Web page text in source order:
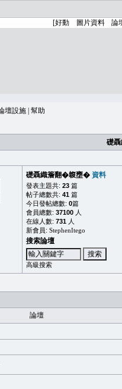
壇設施 幫助
礎
礎聶織簷翻�䪖壅� 資料
發表主題共: 23 篇
帖子總數共: 41 篇
今日發帖總數: 0篇
會員總數: 37100 人
在線人數: 731 人
新會員: StephenItego
搜索論壇
高級搜索
論壇